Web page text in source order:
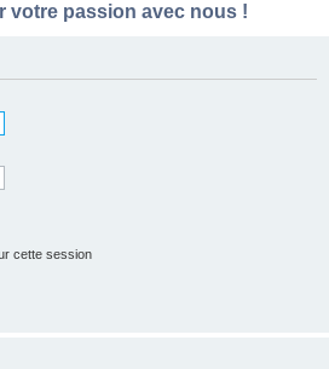
votre passion avec nous !
cette session